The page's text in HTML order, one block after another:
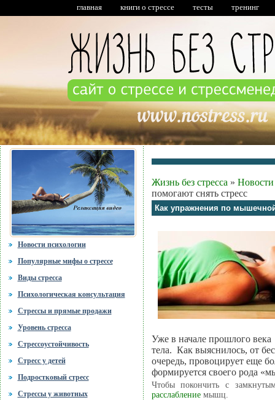
главная книги о стрессе тесты тренинг
Новости психологии
Популярные мифы о стрессе
Виды стресса
Психологическая консультация
Стрессы и прямые продажи
Уровень стресса
Стрессоустойчивость
Стресс у детей
Подростковый стресс
Стрессы у животных
Жизнь без стресса »
помогают снять стресс
Как упражнения по
Уже в начале прошлого
тела. Как выяснилось, от
очередь, провоцирует еще
формируется своего рода
Чтобы покончить с
расслаблениемышц.